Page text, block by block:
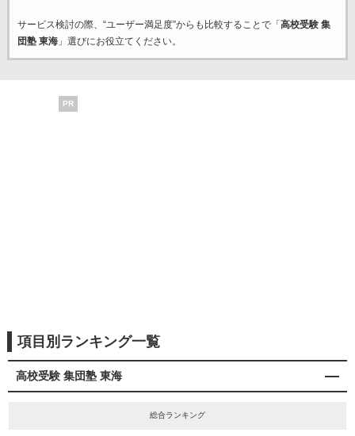
サービス検討の際、“ユーザー満足度”からも比較することで「 高校受験 集
団塾 東海」選びにお役立てください。
PR
項目別ランキング一覧
高校受験 集団塾 東海
総合ランキング